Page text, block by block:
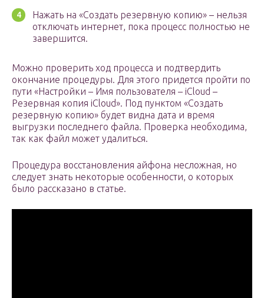
Нажать на «Создать резервную копию» – нельзя
отключать интернет, пока процесс полностью не
завершится.
Можно проверить ход процесса и подтвердить
окончание процедуры. Для этого придется пройти по
пути «Настройки – Имя пользователя – iCloud –
Резервная копия iCloud». Под пунктом «Создать
резервную копию» будет видна дата и время
выгрузки последнего файла. Проверка необходима,
так как файл может удалиться.
Процедура восстановления айфона несложная, но
следует знать некоторые особенности, о которых
было рассказано в статье.